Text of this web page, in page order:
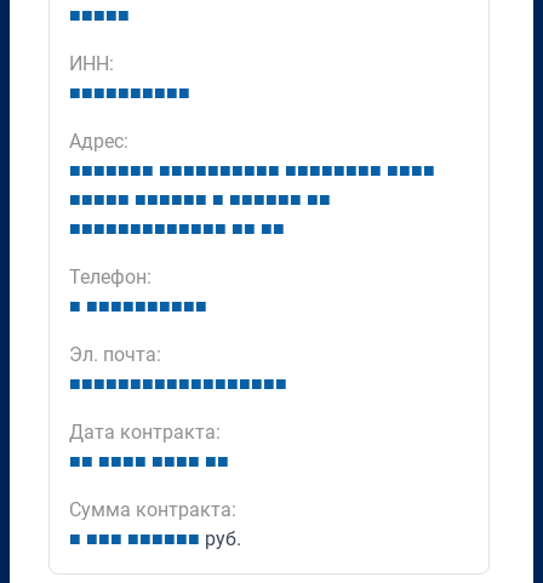
■■■■■
ИНН:
■■■■■■■■■■
Адрес:
■■■■■■■ ■■■■■■■■■■ ■■■■■■■■ ■■■■
■■■■■ ■■■■■■ ■ ■■■■■■ ■■
■■■■■■■■■■■■■ ■■ ■■
Телефон:
■ ■■■■■■■■■■
Эл. почта:
■■■■■■■■■■■■■■■■■■
Дата контракта:
■■ ■■■■ ■■■■ ■■
Сумма контракта:
■ ■■■ ■■■■■■ руб.